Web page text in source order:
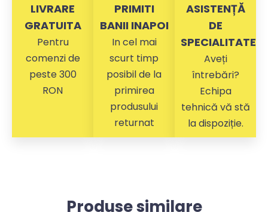
LIVRARE
GRATUITA
Pentru
comenzi de
peste 300
RON
PRIMITI
BANII INAPOI
In cel mai
scurt timp
posibil de la
primirea
produsului
returnat
ASISTENȚĂ
DE
SPECIALITATE
Aveți
întrebări?
Echipa
tehnică vă stă
la dispoziție.
Produse similare